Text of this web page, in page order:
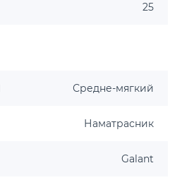
25
Средне-мягкий
Наматрасник
Galant